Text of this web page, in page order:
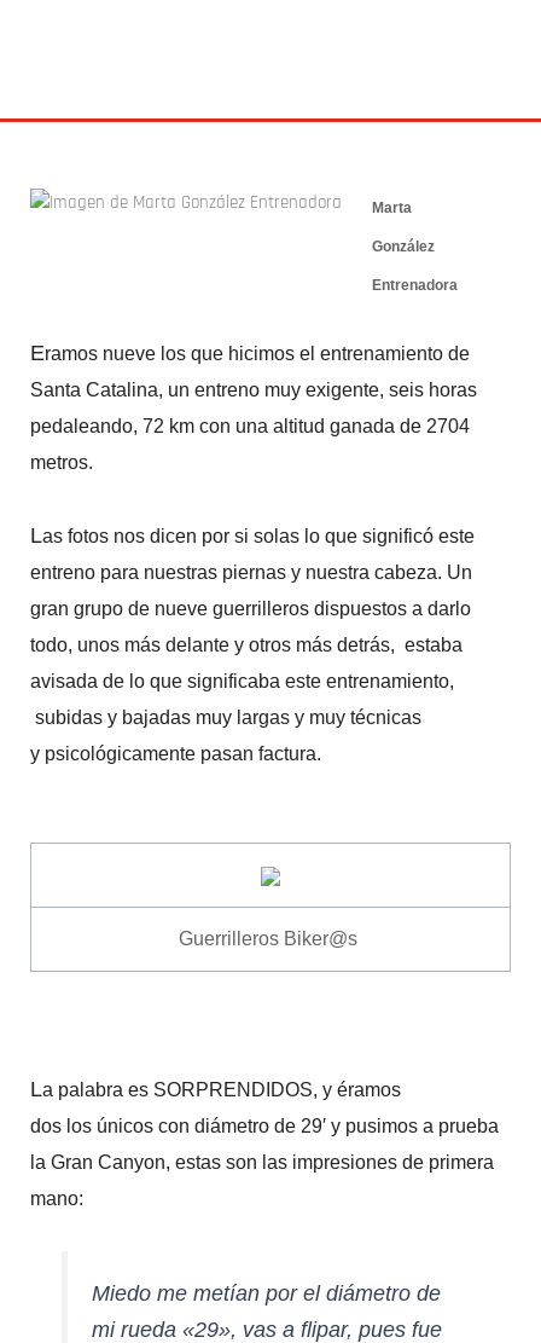
Marta
González
Entrenadora
Eramos nueve los que hicimos el entrenamiento de
Santa Catalina, un entreno muy exigente, seis horas
pedaleando, 72 km con una altitud ganada de 2704
metros.
Las fotos nos dicen por si solas lo que significó este
entreno para nuestras piernas y nuestra cabeza. Un
gran grupo de nueve guerrilleros dispuestos a darlo
todo, unos más delante y otros más detrás, estaba
avisada de lo que significaba este entrenamiento,
subidas y bajadas muy largas y muy técnicas
y psicológicamente pasan factura.
Guerrilleros Biker@s
La palabra es SORPRENDIDOS, y éramos
dos los únicos con diámetro de 29′ y pusimos a prueba
la Gran Canyon, estas son las impresiones de primera
mano:
Miedo me metían por el diámetro de
mi rueda «29», vas a flipar, pues fue